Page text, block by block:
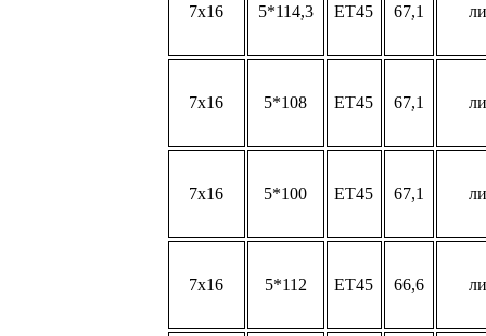
7x16 5*114,3 ET45 67,1
7x16 5*108 ET45 67,1
7x16 5*100 ET45 67,1
7x16 5*112 ET45 66,6